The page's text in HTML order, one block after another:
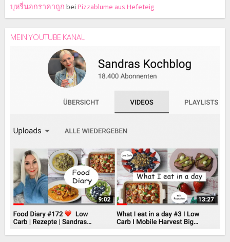
บุหรี่นอกราคาถูก bei Pizzablume aus Hefeteig
MEIN YOUTUBE KANAL